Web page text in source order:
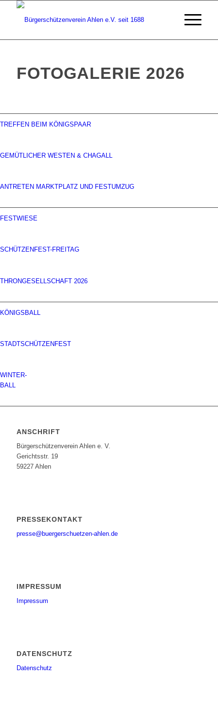
FOTOGALERIE 2026
TREFFEN BEIM KÖNIGSPAAR
GEMÜTLICHER WESTEN & CHAGALL
ANTRETEN MARKTPLATZ UND FESTUMZUG
FESTWIESE
SCHÜTZENFEST-FREITAG
THRONGESELLSCHAFT 2026
KÖNIGSBALL
STADTSCHÜTZENFEST
WINTER-
BALL
ANSCHRIFT
Bürgerschützenverein Ahlen e. V.
Gerichtsstr. 19
59227 Ahlen
PRESSEKONTAKT
presse@buergerschuetzen-ahlen.de
IMPRESSUM
Impressum
DATENSCHUTZ
Datenschutz